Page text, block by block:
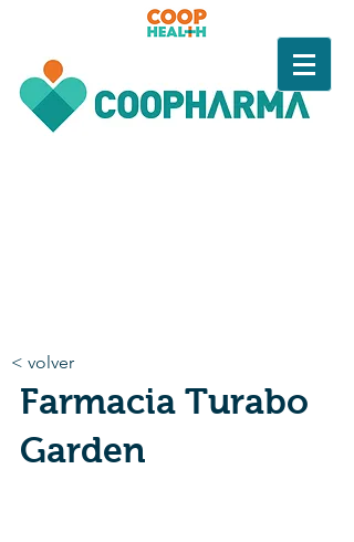
< volver
Farmacia Turabo
Garden